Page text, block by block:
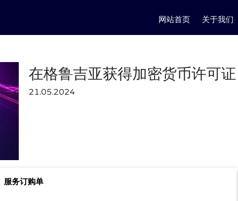
网站首页 关于我们
在格鲁吉亚获得加密货币许可证
21.05.2024
服务订购单